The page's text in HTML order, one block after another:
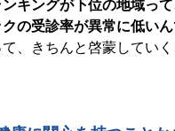
キングが下位の地域っ
の受診率が異常に低い
、きちんと啓蒙してい